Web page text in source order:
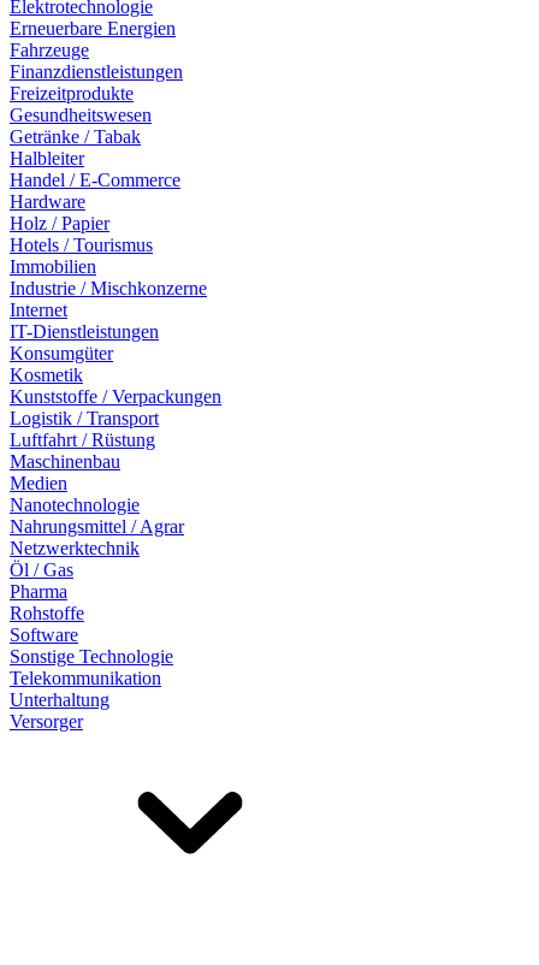
Elektrotechnologie
Erneuerbare Energien
Fahrzeuge
Finanzdienstleistungen
Freizeitprodukte
Gesundheitswesen
Getränke / Tabak
Halbleiter
Handel / E-Commerce
Hardware
Holz / Papier
Hotels / Tourismus
Immobilien
Industrie / Mischkonzerne
Internet
IT-Dienstleistungen
Konsumgüter
Kosmetik
Kunststoffe / Verpackungen
Logistik / Transport
Luftfahrt / Rüstung
Maschinenbau
Medien
Nanotechnologie
Nahrungsmittel / Agrar
Netzwerktechnik
Öl / Gas
Pharma
Rohstoffe
Software
Sonstige Technologie
Telekommunikation
Unterhaltung
Versorger